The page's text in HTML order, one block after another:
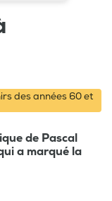
des années 60 et
de Pascal
a marqué la